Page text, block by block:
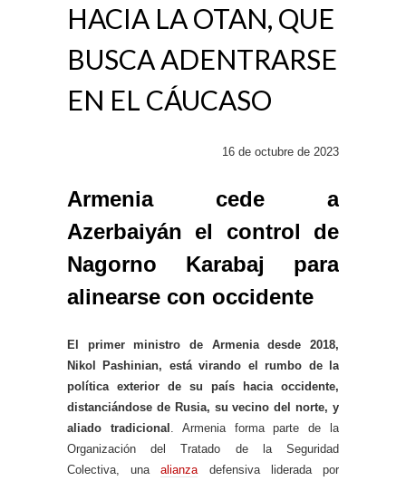
HACIA LA OTAN, QUE
BUSCA ADENTRARSE
EN EL CÁUCASO
16 de octubre de 2023
Armenia cede a
Azerbaiyán el control de
Nagorno Karabaj para
alinearse con occidente
El primer ministro de Armenia desde 2018,
Nikol Pashinian, está virando el rumbo de la
política exterior de su país hacia occidente,
distanciándose de Rusia, su vecino del norte, y
aliado tradicional . Armenia forma parte de la
Organización del Tratado de la Seguridad
Colectiva, unaalianzadefensiva liderada por